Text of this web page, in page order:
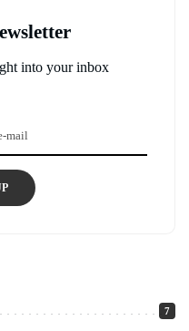
into your inbox
7